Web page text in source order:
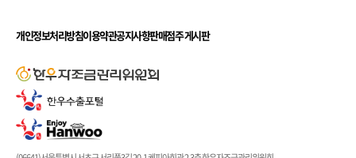
개인정보처리방침이용약관공지사항판매점주 게시판